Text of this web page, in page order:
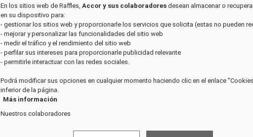
En los sitios web de Raffles, Accor y sus colaboradores desean almacenar o
en su dispositivo para:
- gestionar los sitios web y proporcionarle los servicios que solicita (estas no pueden
- mejorar y personalizar las funcionalidades del sitio web
- medir el tráfico y el rendimiento del sitio web
- perfilar sus intereses para proporcionarle publicidad relevante
- permitirle interactuar con las redes sociales.
Podrá modificar sus opciones en cualquier momento haciendo clic en el enlace
inferior de la página.
Más información
Nuestros colaboradores